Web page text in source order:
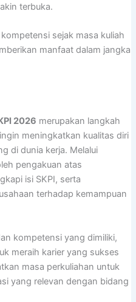
terbuka.
sejak masa kuliah
manfaat dalam jangka
2026 merupakan langkah
meningkatkan kualitas diri
di dunia kerja. Melalui
pengakuan atas
isi SKPI, serta
terhadap kemampuan
kompetensi yang dimiliki,
meraih karier yang sukses
masa perkuliahan untuk
yang relevan dengan bidang